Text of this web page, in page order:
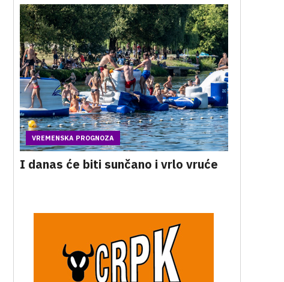
VREMENSKA PROGNOZA
I danas će biti sunčano i vrlo vruće